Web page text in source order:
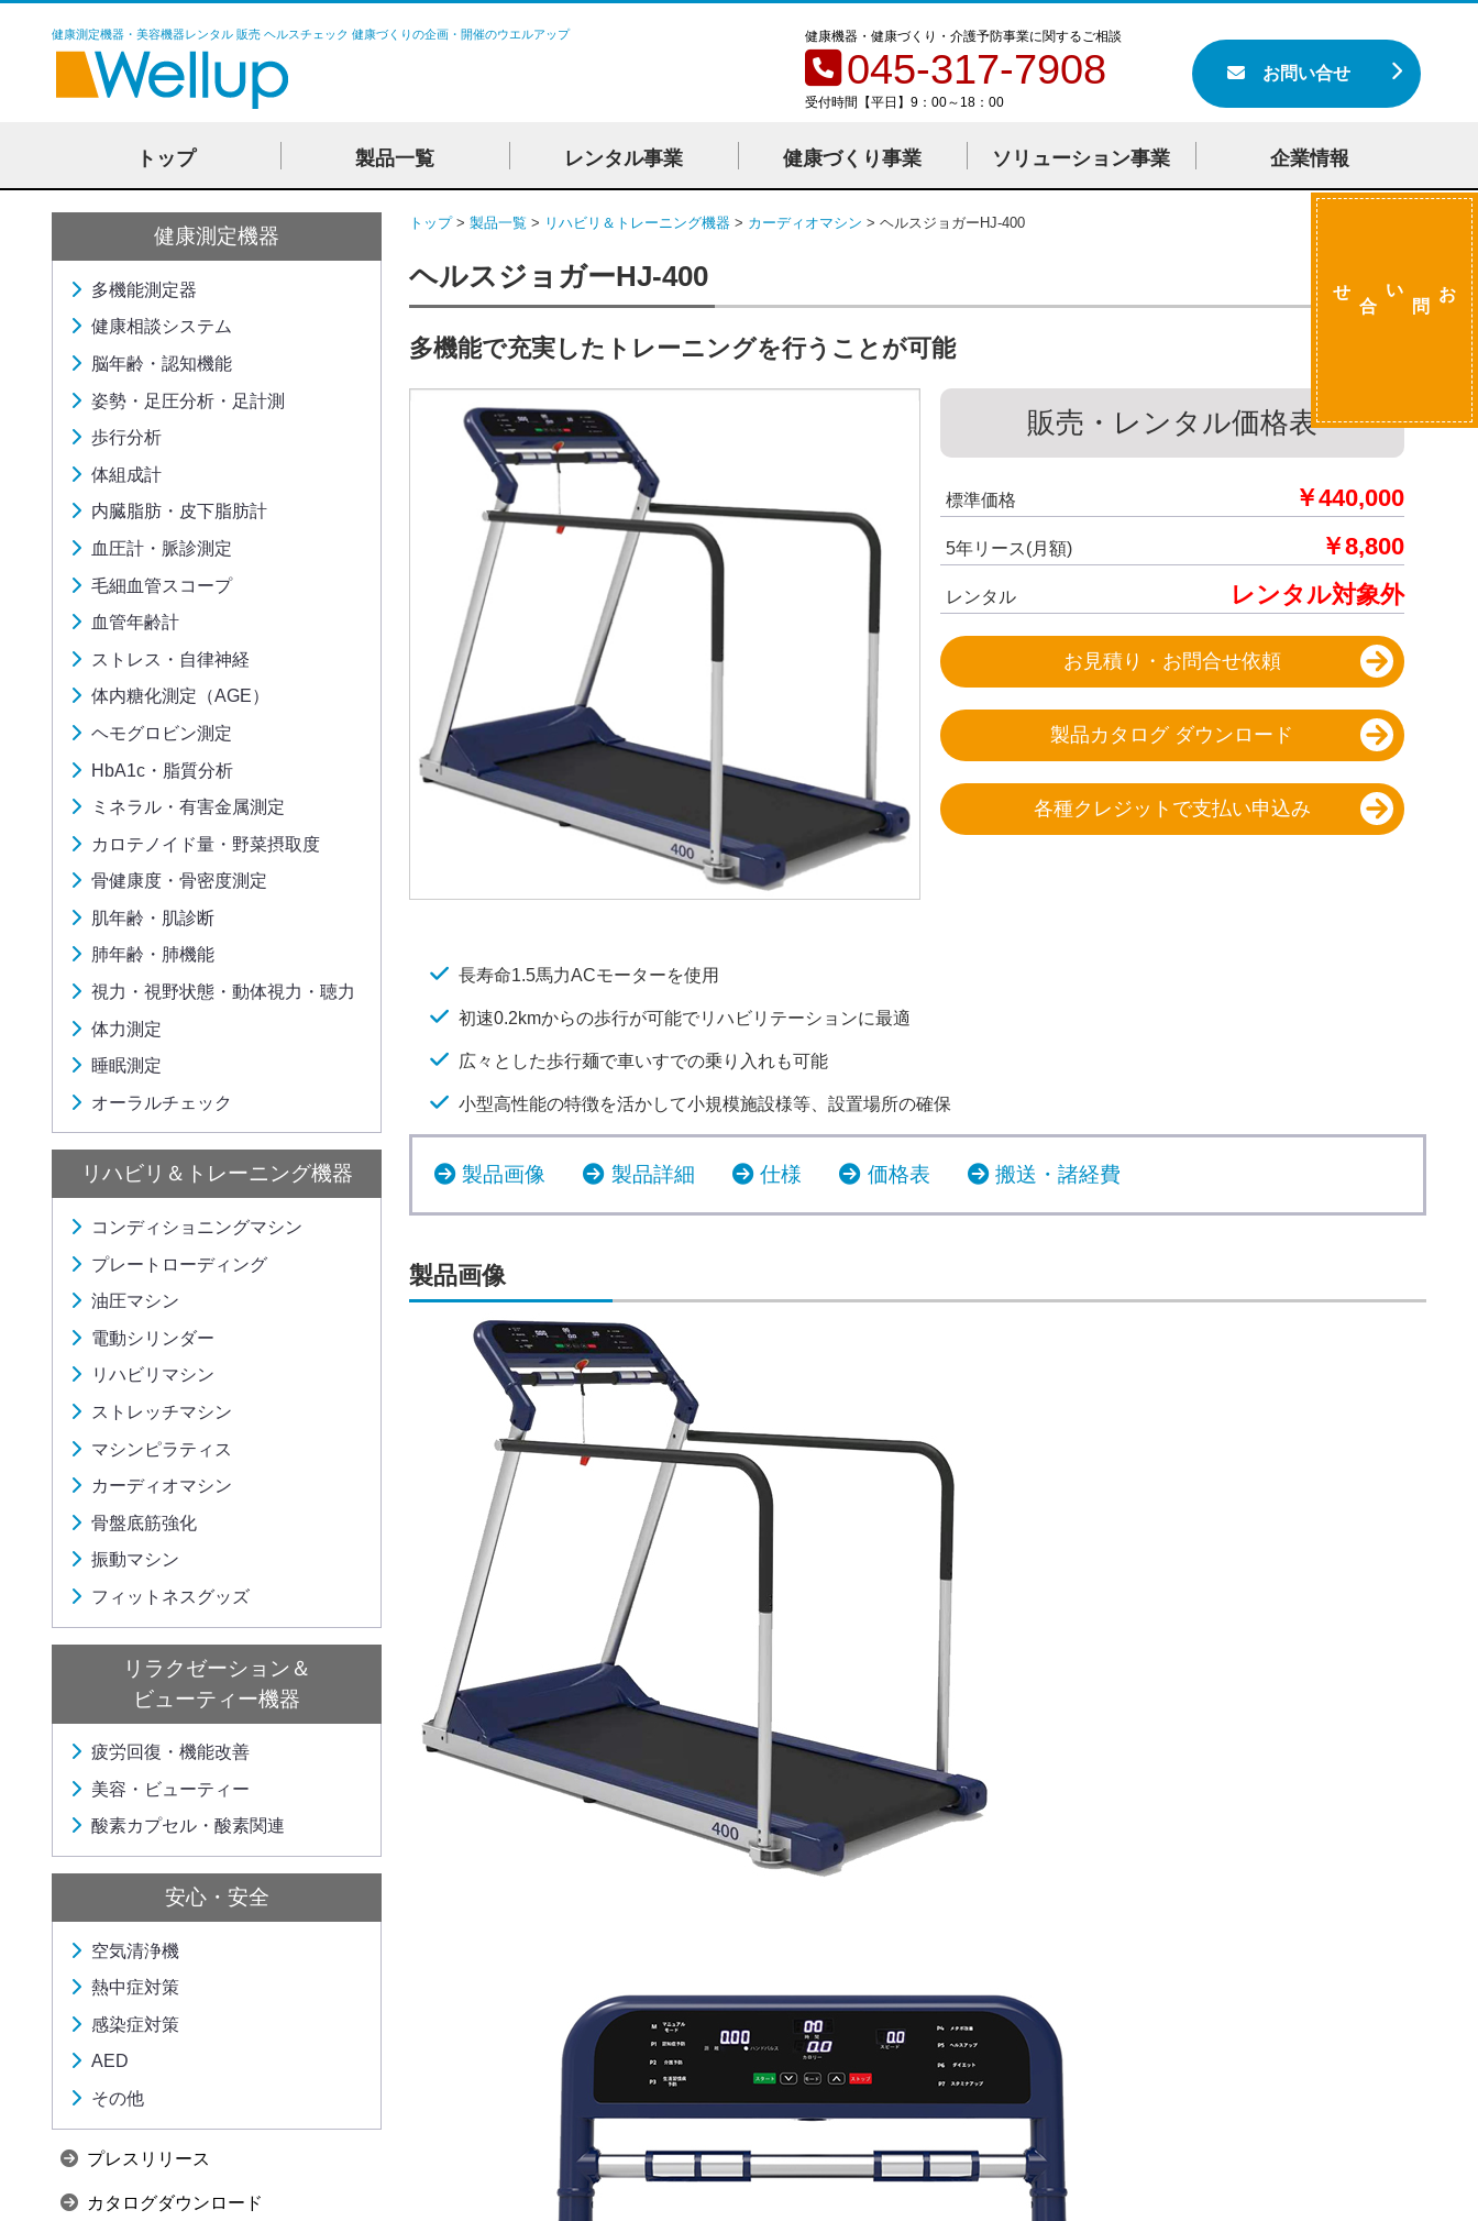
お
い
せ
健康測定機器・美容機器レンタル 販売 ヘルスチェック 健康づくりの企画・開催のウエルアップ 健康機器・健康づくり・介護予防事業に関するご相談
045-317-7908
受付時間【平日】9：00～18：00
お問い合せ
トップ 製品一覧 レンタル事業 健康づくり事業 ソリューション事業 企業情報
トップ 製品一覧 リハビリ＆トレーニング機器 カーディオマシン ヘルスジョガーHJ-400
ヘルスジョガーHJ-400
多機能で充実したトレーニングを行うことが可能
販売・レンタル価格表
標準価格 ￥440,000
5年リース(月額) ￥8,800
レンタル レンタル対象外
お見積り・お問合せ依頼
製品カタログ ダウンロード
各種クレジットで支払い申込み
長寿命1.5馬力ACモーターを使用
初速0.2kmからの歩行が可能でリハビリテーションに最適
広々とした歩行麺で車いすでの乗り入れも可能
小型高性能の特徴を活かして小規模施設様等、設置場所の確保
製品画像 製品詳細 仕様 価格表 搬送・諸経費
製品画像
健康測定機器
多機能測定器
健康相談システム
脳年齢・認知機能
姿勢・足圧分析・足計測
歩行分析
体組成計
内臓脂肪・皮下脂肪計
血圧計・脈診測定
毛細血管スコープ
血管年齢計
ストレス・自律神経
体内糖化測定（AGE）
ヘモグロビン測定
HbA1c・脂質分析
ミネラル・有害金属測定
カロテノイド量・野菜摂取度
骨健康度・骨密度測定
肌年齢・肌診断
肺年齢・肺機能
視力・視野状態・動体視力・聴力
体力測定
睡眠測定
オーラルチェック
リハビリ＆トレーニング機器
コンディショニングマシン
プレートローディング
油圧マシン
電動シリンダー
リハビリマシン
ストレッチマシン
マシンピラティス
カーディオマシン
骨盤底筋強化
振動マシン
フィットネスグッズ
リラクゼーション＆
ビューティー機器
疲労回復・機能改善
美容・ビューティー
酸素カプセル・酸素関連
安心・安全
空気清浄機
熱中症対策
感染症対策
AED
その他
プレスリリース
カタログダウンロード